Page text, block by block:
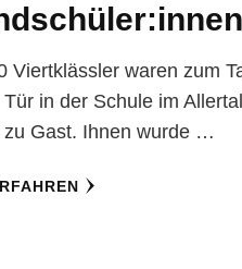
Viertklässler waren zum
in der Schule im
zu Gast. Ihnen wurde …